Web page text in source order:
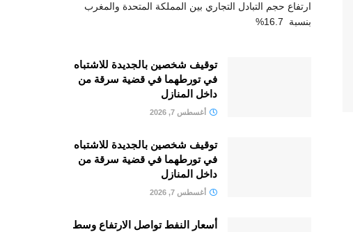
ارتفاع حجم التبادل التجاري بين المملكة المتحدة والمغرب
بنسبة 16.7%
توقيف شخصين بالجديدة للاشتباه
في تورطهما في قضية سرقة من
داخل المنازل
أغسطس 7, 2026
توقيف شخصين بالجديدة للاشتباه
في تورطهما في قضية سرقة من
داخل المنازل
أغسطس 7, 2026
أسعار النفط تواصل الارتفاع وسط